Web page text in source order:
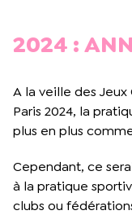
2024 :
A la veille des
Paris 2024, la
plus en plus
Cependant, ce
à la pratique
clubs ou